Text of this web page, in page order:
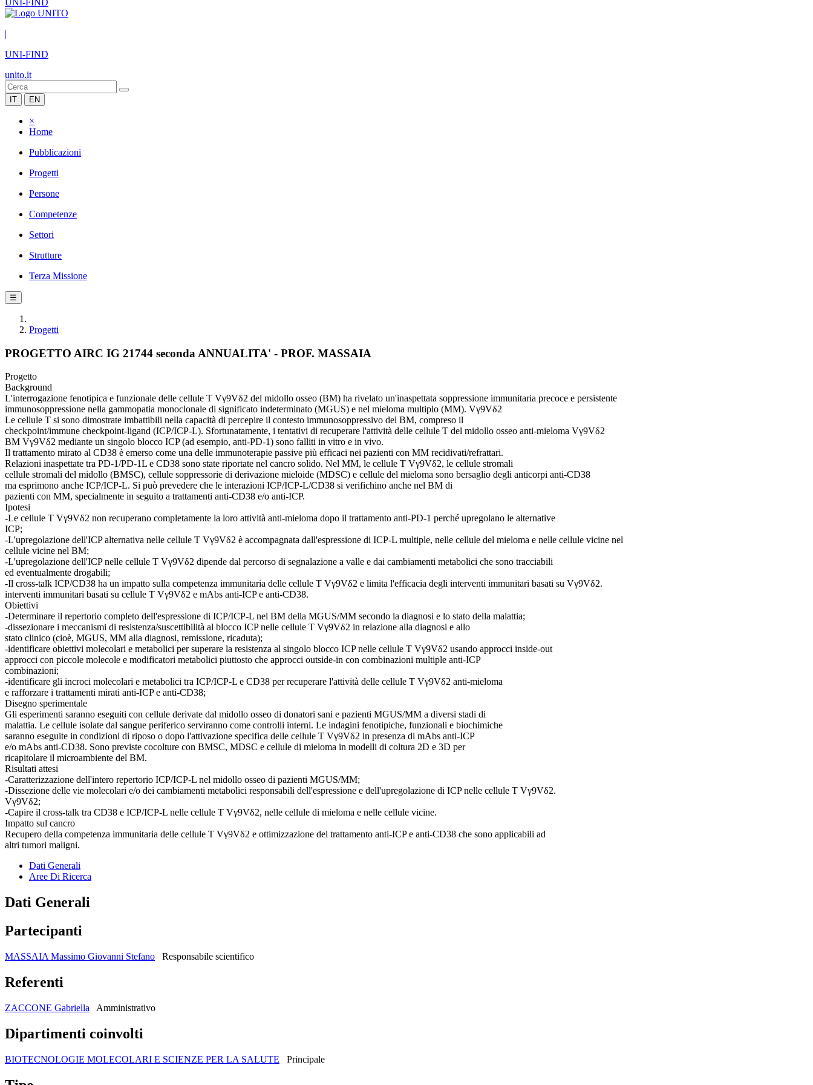
UNI-FIND
|
UNI-FIND
unito.it
IT EN
×
Home
Pubblicazioni
Progetti
Persone
Competenze
Settori
Strutture
Terza Missione
☰
Progetti
PROGETTO AIRC IG 21744 seconda ANNUALITA' - PROF. MASSAIA
Progetto
Background
L'interrogazione fenotipica e funzionale delle cellule T Vγ9Vδ2 del midollo osseo (BM) ha rivelato un'inaspettata soppressione immunitaria precoce e persistente
immunosoppressione nella gammopatia monoclonale di significato indeterminato (MGUS) e nel mieloma multiplo (MM). Vγ9Vδ2
Le cellule T si sono dimostrate imbattibili nella capacità di percepire il contesto immunosoppressivo del BM, compreso il
checkpoint/immune checkpoint-ligand (ICP/ICP-L). Sfortunatamente, i tentativi di recuperare l'attività delle cellule T del midollo osseo anti-mieloma Vγ9Vδ2
BM Vγ9Vδ2 mediante un singolo blocco ICP (ad esempio, anti-PD-1) sono falliti in vitro e in vivo.
Il trattamento mirato al CD38 è emerso come una delle immunoterapie passive più efficaci nei pazienti con MM recidivati/refrattari.
Relazioni inaspettate tra PD-1/PD-1L e CD38 sono state riportate nel cancro solido. Nel MM, le cellule T Vγ9Vδ2, le cellule stromali
cellule stromali del midollo (BMSC), cellule soppressorie di derivazione mieloide (MDSC) e cellule del mieloma sono bersaglio degli anticorpi anti-CD38
ma esprimono anche ICP/ICP-L. Si può prevedere che le interazioni ICP/ICP-L/CD38 si verifichino anche nel BM di
pazienti con MM, specialmente in seguito a trattamenti anti-CD38 e/o anti-ICP.
Ipotesi
-Le cellule T Vγ9Vδ2 non recuperano completamente la loro attività anti-mieloma dopo il trattamento anti-PD-1 perché upregolano le alternative
ICP;
-L'upregolazione dell'ICP alternativa nelle cellule T Vγ9Vδ2 è accompagnata dall'espressione di ICP-L multiple, nelle cellule del mieloma e nelle cellule vicine nel
cellule vicine nel BM;
-L'upregolazione dell'ICP nelle cellule T Vγ9Vδ2 dipende dal percorso di segnalazione a valle e dai cambiamenti metabolici che sono tracciabili
ed eventualmente drogabili;
-Il cross-talk ICP/CD38 ha un impatto sulla competenza immunitaria delle cellule T Vγ9Vδ2 e limita l'efficacia degli interventi immunitari basati su Vγ9Vδ2.
interventi immunitari basati su cellule T Vγ9Vδ2 e mAbs anti-ICP e anti-CD38.
Obiettivi
-Determinare il repertorio completo dell'espressione di ICP/ICP-L nel BM della MGUS/MM secondo la diagnosi e lo stato della malattia;
-dissezionare i meccanismi di resistenza/suscettibilità al blocco ICP nelle cellule T Vγ9Vδ2 in relazione alla diagnosi e allo
stato clinico (cioè, MGUS, MM alla diagnosi, remissione, ricaduta);
-identificare obiettivi molecolari e metabolici per superare la resistenza al singolo blocco ICP nelle cellule T Vγ9Vδ2 usando approcci inside-out
approcci con piccole molecole e modificatori metabolici piuttosto che approcci outside-in con combinazioni multiple anti-ICP
combinazioni;
-identificare gli incroci molecolari e metabolici tra ICP/ICP-L e CD38 per recuperare l'attività delle cellule T Vγ9Vδ2 anti-mieloma
e rafforzare i trattamenti mirati anti-ICP e anti-CD38;
Disegno sperimentale
Gli esperimenti saranno eseguiti con cellule derivate dal midollo osseo di donatori sani e pazienti MGUS/MM a diversi stadi di
malattia. Le cellule isolate dal sangue periferico serviranno come controlli interni. Le indagini fenotipiche, funzionali e biochimiche
saranno eseguite in condizioni di riposo o dopo l'attivazione specifica delle cellule T Vγ9Vδ2 in presenza di mAbs anti-ICP
e/o mAbs anti-CD38. Sono previste cocolture con BMSC, MDSC e cellule di mieloma in modelli di coltura 2D e 3D per
ricapitolare il microambiente del BM.
Risultati attesi
-Caratterizzazione dell'intero repertorio ICP/ICP-L nel midollo osseo di pazienti MGUS/MM;
-Dissezione delle vie molecolari e/o dei cambiamenti metabolici responsabili dell'espressione e dell'upregolazione di ICP nelle cellule T Vγ9Vδ2.
Vγ9Vδ2;
-Capire il cross-talk tra CD38 e ICP/ICP-L nelle cellule T Vγ9Vδ2, nelle cellule di mieloma e nelle cellule vicine.
Impatto sul cancro
Recupero della competenza immunitaria delle cellule T Vγ9Vδ2 e ottimizzazione del trattamento anti-ICP e anti-CD38 che sono applicabili ad
altri tumori maligni.
Dati Generali
Aree Di Ricerca
Dati Generali
Partecipanti
MASSAIA Massimo Giovanni Stefano Responsabile scientifico
Referenti
ZACCONE Gabriella Amministrativo
Dipartimenti coinvolti
BIOTECNOLOGIE MOLECOLARI E SCIENZE PER LA SALUTE Principale